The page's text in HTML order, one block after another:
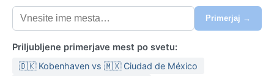
vlaga pa pade pod 20 odstotkov. Zime so mile in
prijetne, s temperaturami med 5 in 20 °C, noči pa so
Primerjaj →
Priljubljene primerjave mest po svetu:
🇩🇰 Kobenhaven vs 🇲🇽 Ciudad de México